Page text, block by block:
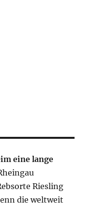
eine lange
Riesling
die weltweit